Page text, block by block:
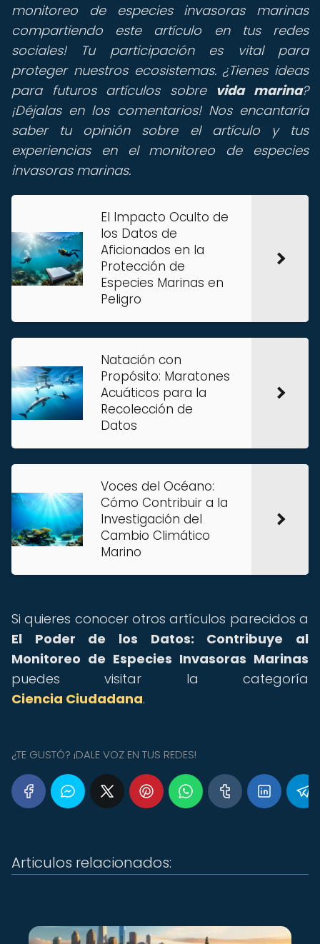
monitoreo de especies invasoras marinas
compartiendo este artículo en tus redes
sociales! Tu participación es vital para
proteger nuestros ecosistemas. ¿Tienes ideas
para futuros artículos sobre vida marina?
¡Déjalas en los comentarios! Nos encantaría
saber tu opinión sobre el artículo y tus
experiencias en el monitoreo de especies
invasoras marinas.
El Impacto Oculto de
los Datos de
Aficionados en la
Protección de
Especies Marinas en
Peligro
Natación con
Propósito: Maratones
Acuáticos para la
Recolección de
Datos
Voces del Océano:
Cómo Contribuir a la
Investigación del
Cambio Climático
Marino
Si quieres conocer otros artículos parecidos a
El Poder de los Datos: Contribuye al
Monitoreo de Especies Invasoras Marinas
puedes visitar la categoría
Ciencia Ciudadana.
¿TE GUSTÓ? ¡DALE VOZ EN TUS REDES!
Articulos relacionados: